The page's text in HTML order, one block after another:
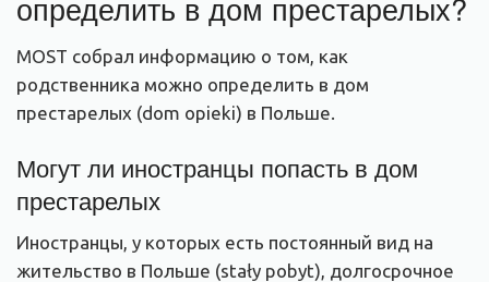
MOST собрал информацию о том, как
родственника можно определить в дом
престарелых (dom opieki) в Польше.
Могут ли иностранцы попасть в дом
престарелых
Иностранцы, у которых есть постоянный вид на
жительство в Польше (stały pobyt), долгосрочное